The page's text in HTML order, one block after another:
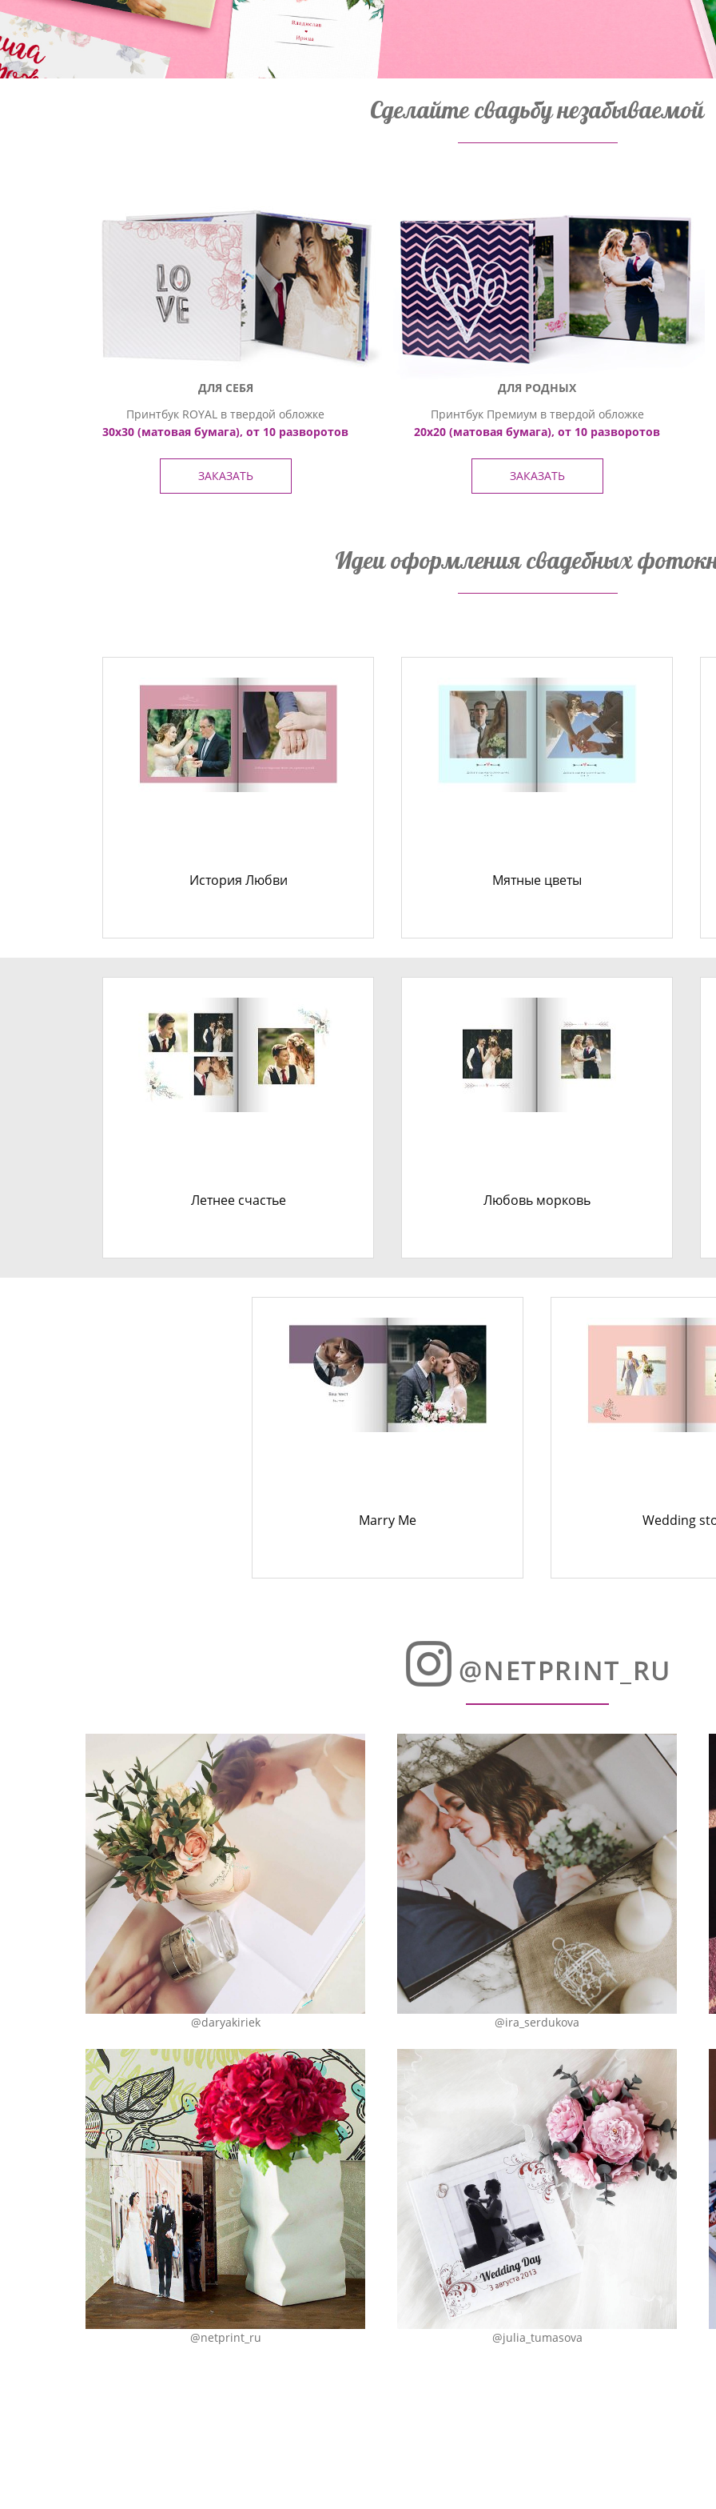
Фотокниги о путешествиях
Выпускные альбомы
Кулинарные книги
Сделайте свадьбу незабываемой
ДЛЯ СЕБЯ
Принтбук ROYAL в твердой обложке
30х30 (матовая бумага), от 10 разворотов
ЗАКАЗАТЬ
ДЛЯ РОДНЫХ
Принтбук Премиум в твердой обложке
20х20 (матовая бумага), от 10 разворотов
ЗАКАЗАТЬ
Идеи оформления свадебных
История Любви Мятные цветы
Летнее счастье Любовь морковь
Marry Me Wedding
@daryakiriek @ira_serdukova
@netprint_ru @julia_tumasova